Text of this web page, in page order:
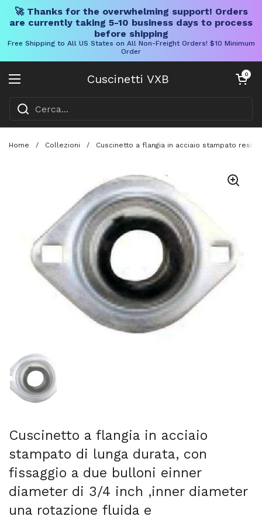
🚀 Thanks for the overwhelming support! Orders
are currently taking 5-10 business days to process
before shipping
Free Shipping to All US States on All Non-Freight Orders! $10 Minimum
Order
Cuscinetti VXB
Aprire il menu
Carrello
0
Home / Collezioni / Cuscinetto a flangia in acciaio stampato
Mostra diapositiva 1
Cuscinetto a flangia in acciaio
stampato di lunga durata, con
fissaggio a due bulloni einner
diameter di 3/4 inch ,inner diameter
una rotazione fluida e